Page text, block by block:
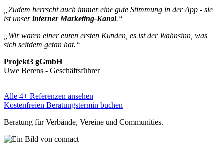
„Zudem herrscht auch immer eine gute Stimmung in der App - sie
ist unserinterner Marketing-Kanal.“
„Wir waren einer euren ersten Kunden, es ist der Wahnsinn, was
sich seitdem getan hat.“
Projekt3 gGmbH
Uwe Berens - Geschäftsführer
Alle 4+ Referenzen ansehen
Kostenfreien Beratungstermin buchen
Beratung für Verbände, Vereine und Communities.